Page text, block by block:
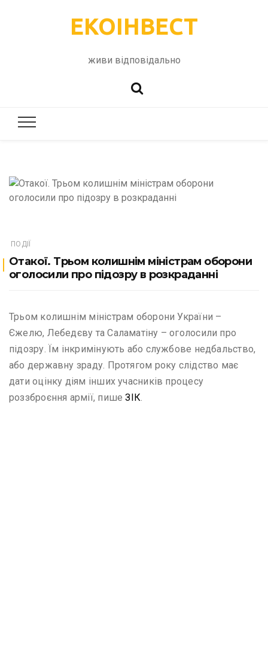
ЕКОІНВЕСТ
живи відповідально
ПОДІЇ
Отакої. Трьом колишнім міністрам оборони
оголосили про підозру в розкраданні
Трьом колишнім міністрам оборони України –
Єжелю, Лебедєву та Саламатіну – оголосили про
підозру. Їм інкримінують або службове недбальство,
або державну зраду. Протягом року слідство має
дати оцінку діям інших учасників процесу
роззброєння армії, пишеЗІК